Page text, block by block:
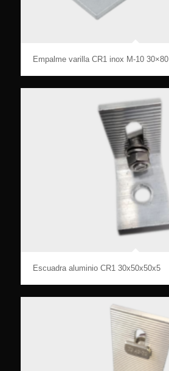
Empalme varilla CR1 inox M-10 30×80
Escuadra aluminio CR1 30x50x50x5